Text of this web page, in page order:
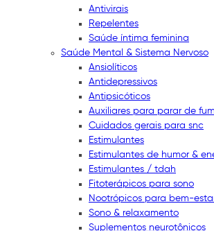
Antivirais
Repelentes
Saúde íntima feminina
Saúde Mental & Sistema Nervoso
Ansiolíticos
Antidepressivos
Antipsicóticos
Auxiliares para parar de
Cuidados gerais para snc
Estimulantes
Estimulantes de humor &
Estimulantes / tdah
Fitoterápicos para sono
Nootrópicos para bem-
Sono & relaxamento
Suplementos neurotônicos